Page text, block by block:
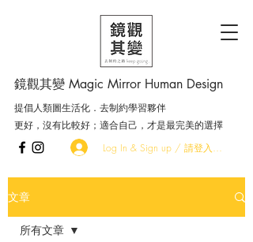
鏡觀其變 Magic Mirror Human Design
提倡人類圖生活化．去制約學習夥伴
更好，沒有比較好；適合自己，才是最完美的選擇
Log In & Sign up / 請登入．加入會員
文章
所有文章